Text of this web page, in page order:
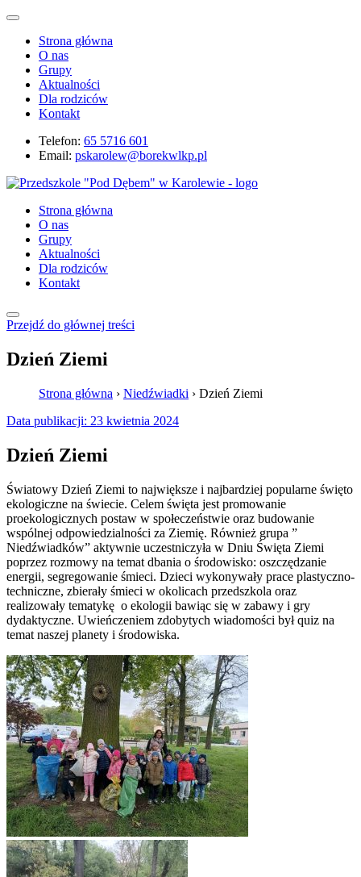
Strona główna
O nas
Grupy
Aktualności
Dla rodziców
Kontakt
Telefon: 65 5716 601
Email: pskarolew@borekwlkp.pl
Strona główna
O nas
Grupy
Aktualności
Dla rodziców
Kontakt
Przejdź do głównej treści
Dzień Ziemi
Strona główna › Niedźwiadki › Dzień Ziemi
Data publikacji: 23 kwietnia 2024
Dzień Ziemi
Światowy Dzień Ziemi to największe i najbardziej popularne święto
ekologiczne na świecie. Celem święta jest promowanie
proekologicznych postaw w społeczeństwie oraz budowanie
wspólnej odpowiedzialności za Ziemię. Również grupa ”
Niedźwiadków” aktywnie uczestniczyła w Dniu Święta Ziemi
poprzez rozmowy na temat dbania o środowisko: oszczędzanie
energii, segregowanie śmieci. Dzieci wykonywały prace plastyczno-
techniczne, zbierały śmieci w okolicach przedszkola oraz
realizowały tematykę o ekologii bawiąc się w zabawy i gry
dydaktyczne. Uwieńczeniem zdobytych wiadomości był quiz na
temat naszej planety i środowiska.